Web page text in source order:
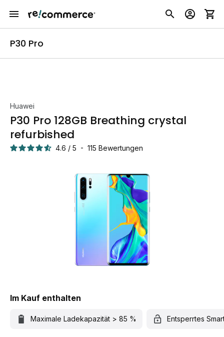
P30 Pro
Huawei
P30 Pro 128GB Breathing crystal
refurbished
4.6 / 5 - 115 Bewertungen
Im Kauf enthalten
Maximale Ladekapazität > 85 % Entsperrtes